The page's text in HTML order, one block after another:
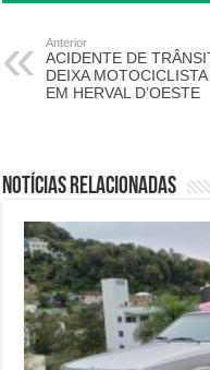
Anterior
ACIDENTE DE
DEIXA
EM HERVAL D’OESTE
Notícias relacionadas